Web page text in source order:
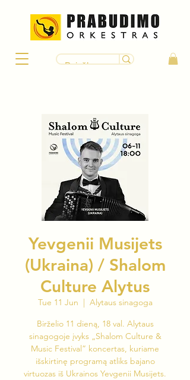
Yevgenii Musijets
(Ukraina) / Shalom
Culture Alytus
Tue 11 Jun
Alytaus sinagoga
Birželio 11 dieną, 18 val. Alytaus
sinagogoje įvyks „Shalom Culture &
Music Festival” koncertas, kuriame
išskirtinę programą atliks bajano
virtuozas iš Ukrainos Yevgenii Musijets.